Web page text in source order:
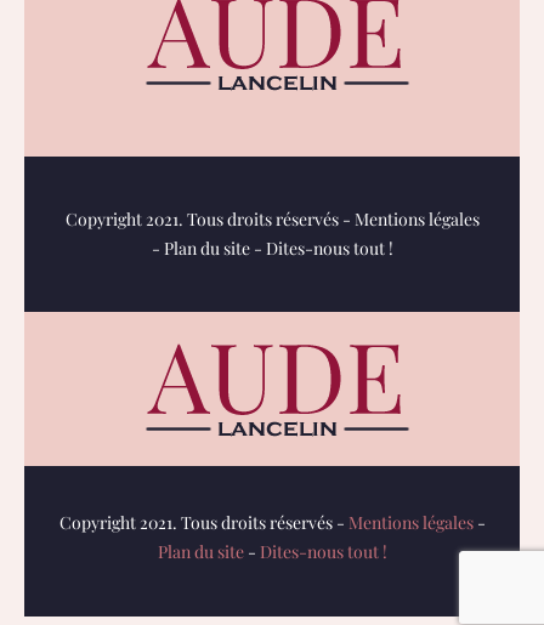
Copyright 2021. Tous droits réservés - Mentions légales
- Plan du site- Dites-nous tout !
Copyright 2021. Tous droits réservés - Mentions légales-
Plan du site- Dites-nous tout !